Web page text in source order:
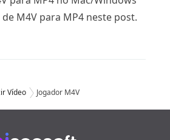
M4V para MP4 neste post.
Vídeo Jogador M4V